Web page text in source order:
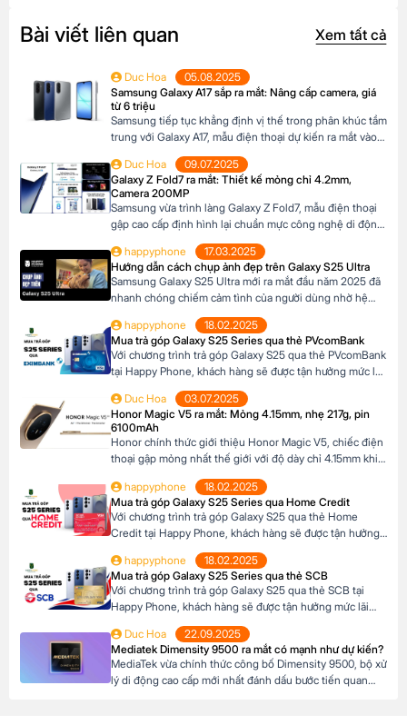
Bài viết liên quan Xem tất cả
Duc Hoa
05.08.2025
Samsung Galaxy A17 sắp ra mắt: Nâng cấp camera, giá
từ 6 triệu
Samsung tiếp tục khẳng định vị thế trong phân khúc tầm
trung với Galaxy A17, mẫu điện thoại dự kiến ra mắt vào
bán lẻ tại Châu Âu. Với những nâng cấp đáng chú ý về
camera, hiệu năng và thiết kế, Galaxy A17 […]
Duc Hoa
09.07.2025
Galaxy Z Fold7 ra mắt: Thiết kế mỏng chỉ 4.2mm,
Camera 200MP
Samsung vừa trình làng Galaxy Z Fold7, mẫu điện thoại
gập cao cấp định hình lại chuẩn mực công nghệ di động.
200MP sắc nét chưa từng có trên dòng Z Fold, sản phẩm
này không chỉ là một thiết bị công nghệ […]
happyphone
17.03.2025
Hướng dẫn cách chụp ảnh đẹp trên Galaxy S25 Ultra
Samsung Galaxy S25 Ultra mới ra mắt đầu năm 2025 đã
nhanh chóng chiếm cảm tình của người dùng nhờ hệ
thống camera đẳng cấp. Với camera chính lên đến
200MP, khả năng zoom xa ấn tượng và các tính năng
thông minh giúp ghi lại những khoảnh khắc đẹp trong
cuộc sống. Sau đây […]
happyphone
18.02.2025
Mua trả góp Galaxy S25 Series qua thẻ PVcomBank
Với chương trình trả góp Galaxy S25 qua thẻ PVcomBank
tại Happy Phone, khách hàng sẽ được tận hưởng mức lãi
suất cực kỳ ưu đãi. Đặc biệt, khách hàng có thể linh hoạt
lựa chọn kỳ hạn trả góp từ 3 đến 12 tháng, phù hợp với
khả năng tài chính của mình. Mục […]
Duc Hoa
03.07.2025
Honor Magic V5 ra mắt: Mỏng 4.15mm, nhẹ 217g, pin
6100mAh
Honor chính thức giới thiệu Honor Magic V5, chiếc điện
thoại gập mỏng nhất thế giới với độ dày chỉ 4.15mm khi
lượng 217g, pin dung lượng lớn 6100mAh và công nghệ
AI tiên tiến, Honor Magic V5 định nghĩa lại chuẩn mực
flagship […]
happyphone
18.02.2025
Mua trả góp Galaxy S25 Series qua Home Credit
Với chương trình trả góp Galaxy S25 qua thẻ Home
Credit tại Happy Phone, khách hàng sẽ được tận hưởng
linh hoạt lựa chọn kỳ hạn trả góp từ 3 đến 12 tháng, phù
hợp với khả năng tài chính của mình. […]
happyphone
18.02.2025
Mua trả góp Galaxy S25 Series qua thẻ SCB
Với chương trình trả góp Galaxy S25 qua thẻ SCB tại
Happy Phone, khách hàng sẽ được tận hưởng mức lãi
lựa chọn kỳ hạn trả góp từ 3 đến 12 tháng, phù hợp với
khả năng tài chính của mình. Mục […]
Duc Hoa
22.09.2025
Mediatek Dimensity 9500 ra mắt có mạnh như dự kiến?
MediaTek vừa chính thức công bố Dimensity 9500, bộ xử
lý di động cao cấp mới nhất đánh dấu bước tiến quan